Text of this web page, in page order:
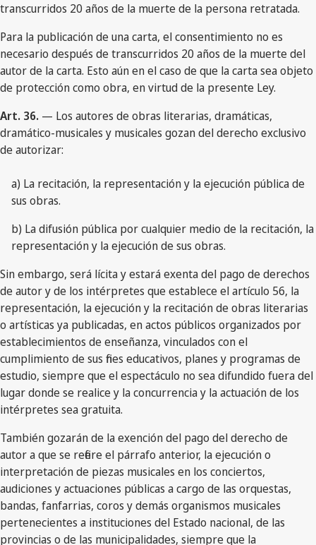
transcurridos 20 años de la muerte de la persona retratada.
Para la publicación de una carta, el consentimiento no es
necesario después de transcurridos 20 años de la muerte del
autor de la carta. Esto aún en el caso de que la carta sea objeto
de protección como obra, en virtud de la presente Ley.
Art. 36. — Los autores de obras literarias, dramáticas,
dramático-musicales y musicales gozan del derecho exclusivo
de autorizar:
a) La recitación, la representación y la ejecución pública de
sus obras.
b) La difusión pública por cualquier medio de la recitación, la
representación y la ejecución de sus obras.
Sin embargo, será lícita y estará exenta del pago de derechos
de autor y de los intérpretes que establece el artículo 56, la
representación, la ejecución y la recitación de obras literarias
o artísticas ya publicadas, en actos públicos organizados por
establecimientos de enseñanza, vinculados con el
cumplimiento de sus fines educativos, planes y programas de
estudio, siempre que el espectáculo no sea difundido fuera del
lugar donde se realice y la concurrencia y la actuación de los
intérpretes sea gratuita.
También gozarán de la exención del pago del derecho de
autor a que se refiere el párrafo anterior, la ejecución o
interpretación de piezas musicales en los conciertos,
audiciones y actuaciones públicas a cargo de las orquestas,
bandas, fanfarrias, coros y demás organismos musicales
pertenecientes a instituciones del Estado nacional, de las
provincias o de las municipalidades, siempre que la